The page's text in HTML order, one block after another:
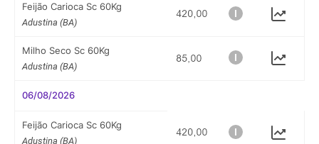
Feijão Carioca Sc 60Kg
Adustina (BA)
Milho Seco Sc 60Kg
Adustina (BA)
06/08/2026
Feijão Carioca Sc 60Kg
Adustina (BA)